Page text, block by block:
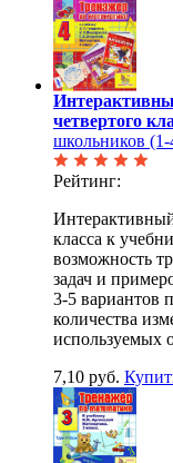
четвертого
школьников (1-
Рейтинг:
класса к
возможность
задач и
3-5 вариантов
количества
используемых
7,10 руб.